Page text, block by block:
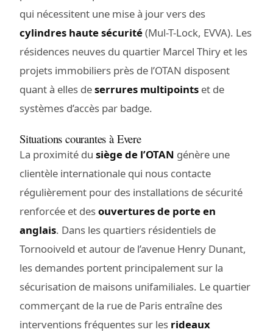
qui nécessitent une mise à jour vers des
cylindres haute sécurité(Mul-T-Lock, EVVA). Les
résidences neuves du quartier Marcel Thiry et les
projets immobiliers près de l’OTAN disposent
quant à elles deserrures multipoints et de
systèmes d’accès par badge.
Situations courantes à Evere
La proximité du siège de l’OTAN génère une
clientèle internationale qui nous contacte
régulièrement pour des installations de sécurité
renforcée et desouvertures de porte en
anglais. Dans les quartiers résidentiels de
Tornooiveld et autour de l’avenue Henry Dunant,
les demandes portent principalement sur la
sécurisation de maisons unifamiliales. Le quartier
commerçant de la rue de Paris entraîne des
interventions fréquentes sur les rideaux